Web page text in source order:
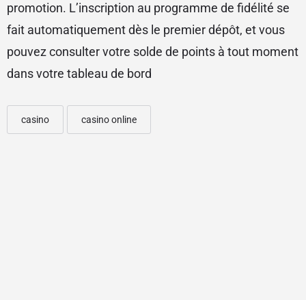
promotion. L’inscription au programme de fidélité se
fait automatiquement dès le premier dépôt, et vous
pouvez consulter votre solde de points à tout moment
dans votre tableau de bord
casino casino online